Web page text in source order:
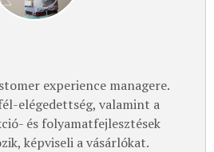
experience managere.
elégedettség, valamint a
és folyamatfejlesztések
képviseli a vásárlókat.